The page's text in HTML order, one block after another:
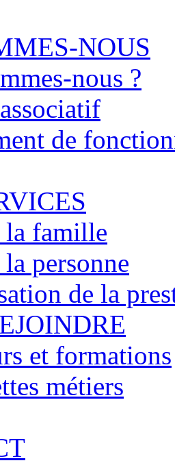
NOUS
nous ?
de
la famille
personne
de la
et formations
métiers